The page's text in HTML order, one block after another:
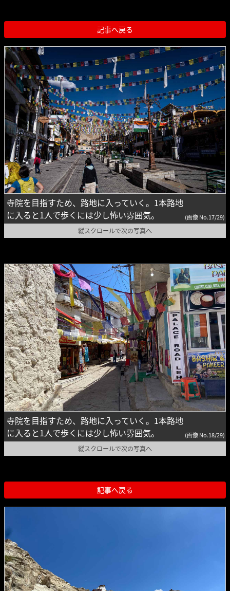
記事へ戻る
寺院を目指すため、路地に入っていく。1本路地
に入ると1人で歩くには少し怖い雰囲気。
(画像 No.17/29)
縦スクロールで次の写真へ
寺院を目指すため、路地に入っていく。1本路地
に入ると1人で歩くには少し怖い雰囲気。
(画像 No.18/29)
縦スクロールで次の写真へ
記事へ戻る